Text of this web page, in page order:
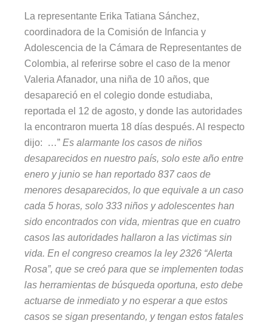
La representante Erika Tatiana Sánchez,
coordinadora de la Comisión de Infancia y
Adolescencia de la Cámara de Representantes de
Colombia, al referirse sobre el caso de la menor
Valeria Afanador, una niña de 10 años, que
desapareció en el colegio donde estudiaba,
reportada el 12 de agosto, y donde las autoridades
la encontraron muerta 18 días después. Al respecto
dijo: …” Es alarmante los casos de niños
desaparecidos en nuestro país, solo este año entre
enero y junio se han reportado 837 caos de
menores desaparecidos, lo que equivale a un caso
cada 5 horas, solo 333 niños y adolescentes han
sido encontrados con vida, mientras que en cuatro
casos las autoridades hallaron a las victimas sin
vida. En el congreso creamos la ley 2326 “Alerta
Rosa”, que se creó para que se implementen todas
las herramientas de búsqueda oportuna, esto debe
actuarse de inmediato y no esperar a que estos
casos se sigan presentando, y tengan estos fatales